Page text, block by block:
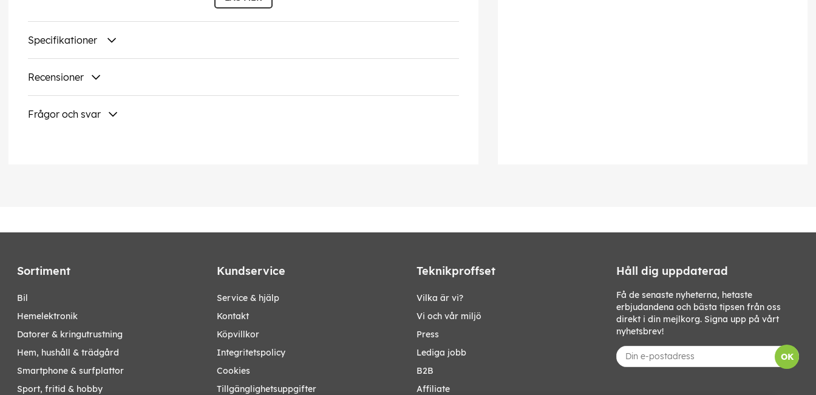
Specifikationer
Recensioner
Frågor och svar
Sortiment
bil
hemelektronik
datorer & kringutrustning
hem, hushåll & trädgård
smartphone & surfplattor
sport, fritid & hobby
Kundservice
Service & hjälp
Kontakt
Köpvillkor
Integritetspolicy
Cookies
Tillgänglighetsuppgifter
Teknikproffset
Vilka är vi?
Vi och vår miljö
Press
Lediga jobb
B2B
Affiliate
Håll dig uppdaterad
Få de senaste nyheterna, hetaste
erbjudandena och bästa tipsen från oss
direkt i din mejlkorg. Signa upp på vårt
nyhetsbrev!
OK